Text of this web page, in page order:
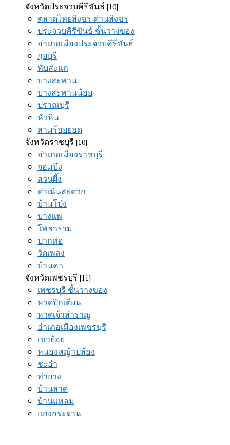
จังหวัดประจวบคีรีขันธ์ [10]
ตลาดไทยสิงขร ด่านสิงขร
ประจวบคีรีขันธ์ ชั้นวางของ
อำเภอเมืองประจวบคีรีขันธ์
กุยบุรี
ทับสะแก
บางสะพาน
บางสะพานน้อย
ปราณบุรี
หัวหิน
สามร้อยยอด
จังหวัดราชบุรี [10]
อำเภอเมืองราชบุรี
จอมบึง
สวนผึ้ง
ดำเนินสะดวก
บ้านโป่ง
บางแพ
โพธาราม
ปากท่อ
วัดเพลง
บ้านคา
จังหวัดเพชรบุรี [11]
เพชรบุรี ชั้นวางของ
หาดปึกเตียน
หาดเจ้าสำราญ
อำเภอเมืองเพชรบุรี
เขาย้อย
หนองหญ้าปล้อง
ชะอำ
ท่ายาง
บ้านลาด
บ้านแหลม
แก่งกระจาน